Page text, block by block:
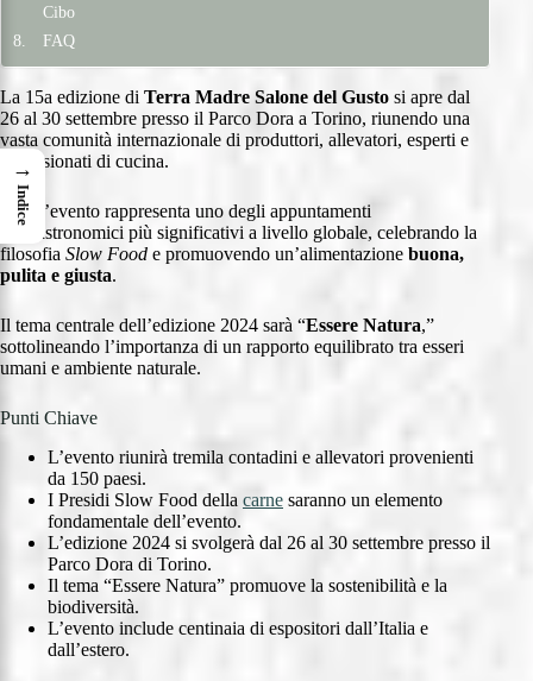
Cibo
FAQ
La 15a edizione di Terra Madre Salone del Gusto si apre dal
26 al 30 settembre presso il Parco Dora a Torino, riunendo una
vasta comunità internazionale di produttori, allevatori, esperti e
appassionati di cucina.
Quest’evento rappresenta uno degli appuntamenti
enogastronomici più significativi a livello globale, celebrando la
filosofia Slow Food e promuovendo un’alimentazione buona,
pulita e giusta.
Il tema centrale dell’edizione 2024 sarà “Essere Natura,”
sottolineando l’importanza di un rapporto equilibrato tra esseri
umani e ambiente naturale.
Punti Chiave
L’evento riunirà tremila contadini e allevatori provenienti
da 150 paesi.
I Presidi Slow Food della carne saranno un elemento
fondamentale dell’evento.
L’edizione 2024 si svolgerà dal 26 al 30 settembre presso il
Parco Dora di Torino.
Il tema “Essere Natura” promuove la sostenibilità e la
biodiversità.
L’evento include centinaia di espositori dall’Italia e
dall’estero.
→
Indice